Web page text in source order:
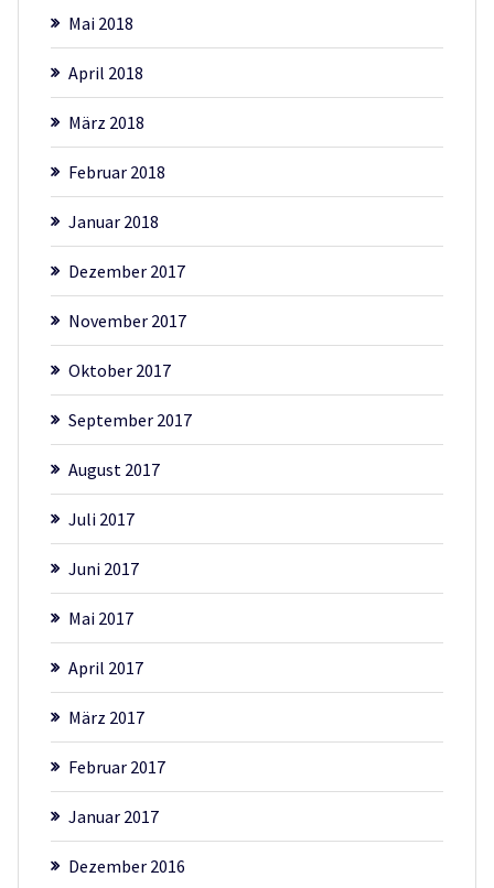
Mai 2018
April 2018
März 2018
Februar 2018
Januar 2018
Dezember 2017
November 2017
Oktober 2017
September 2017
August 2017
Juli 2017
Juni 2017
Mai 2017
April 2017
März 2017
Februar 2017
Januar 2017
Dezember 2016